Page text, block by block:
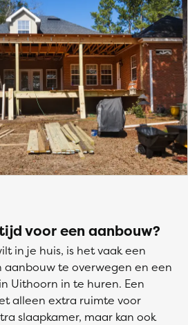
voor een aanbouw?
in je huis, is het vaak een
te overwegen en een
Uithoorn in te huren. Een
alleen extra ruimte voor
slaapkamer, maar kan ook